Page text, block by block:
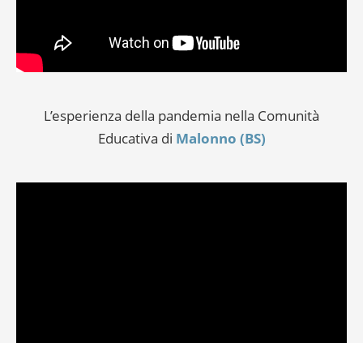
L’esperienza della pandemia nella Comunità
Educativa di Malonno (BS)